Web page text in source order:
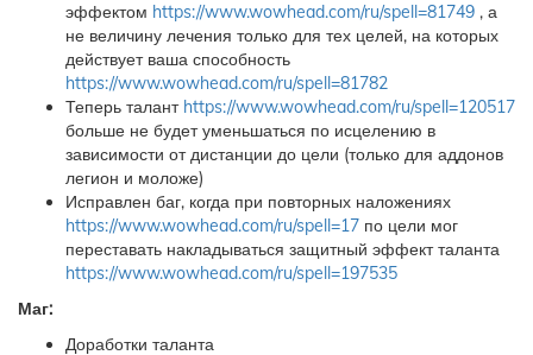
эффектом https://www.wowhead.com/ru/spell=81749 , а
не величину лечения только для тех целей, на которых
действует ваша способность
https://www.wowhead.com/ru/spell=81782
Теперь талант https://www.wowhead.com/ru/spell=120517
больше не будет уменьшаться по исцелению в
зависимости от дистанции до цели (только для аддонов
легион и моложе)
Исправлен баг, когда при повторных наложениях
https://www.wowhead.com/ru/spell=17 по цели мог
переставать накладываться защитный эффект таланта
https://www.wowhead.com/ru/spell=197535
Маг:
Доработки таланта